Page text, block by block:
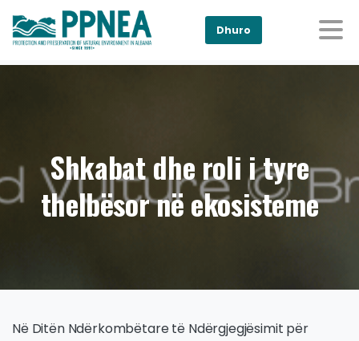
Dhuro
Shkabat dhe roli i tyre
thelbësor në ekosisteme
Në Ditën Ndërkombëtare të Ndërgjegjësimit për